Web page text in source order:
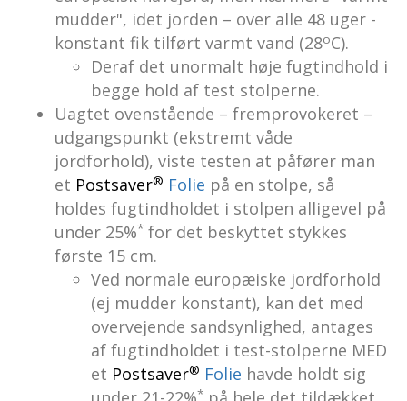
mudder", idet jorden – over alle 48 uger -
konstant fik tilført varmt vand (28oC).
Deraf det unormalt høje fugtindhold i
begge hold af test stolperne.
Uagtet ovenstående – fremprovokeret –
udgangspunkt (ekstremt våde
jordforhold), viste testen at påfører man
et Postsaver® Folie på en stolpe, så
holdes fugtindholdet i stolpen alligevel på
under 25%* for det beskyttet stykkes
første 15 cm.
Ved normale europæiske jordforhold
(ej mudder konstant), kan det med
overvejende sandsynlighed, antages
af fugtindholdet i test-stolperne MED
et Postsaver® Folie havde holdt sig
*